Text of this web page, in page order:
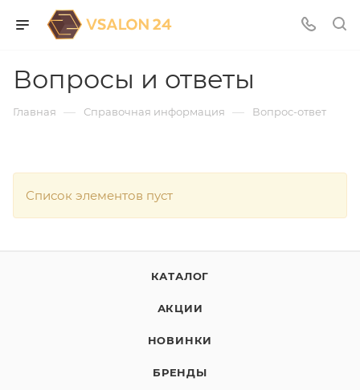
Вопросы и ответы
Главная — Справочная информация — Вопрос-ответ
Список элементов пуст
КАТАЛОГ
АКЦИИ
НОВИНКИ
БРЕНДЫ